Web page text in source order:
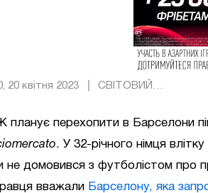
20 квітня 2023
планує перехопити в Барселони
. У 32-річного німця
не домовився з футболістом про
вважали Барселону, яка